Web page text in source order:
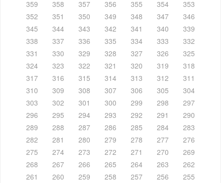
359 358 357 356 355 354
353
352
351 350 349 348 347
346
345
344 343 342 341 340
339
338
337 336 335 334 333
332
331
330 329 328 327 326
325
324
323 322 321 320 319
318
317
316 315 314 313 312
311
310
309 308 307 306 305
304
303
302 301 300 299 298
297
296
295 294 293 292 291
290
289
288 287 286 285 284
283
282
281 280 279 278 277
276
275
274 273 272 271 270
269
268
267 266 265 264 263
262
261
260 259 258 257 256
255